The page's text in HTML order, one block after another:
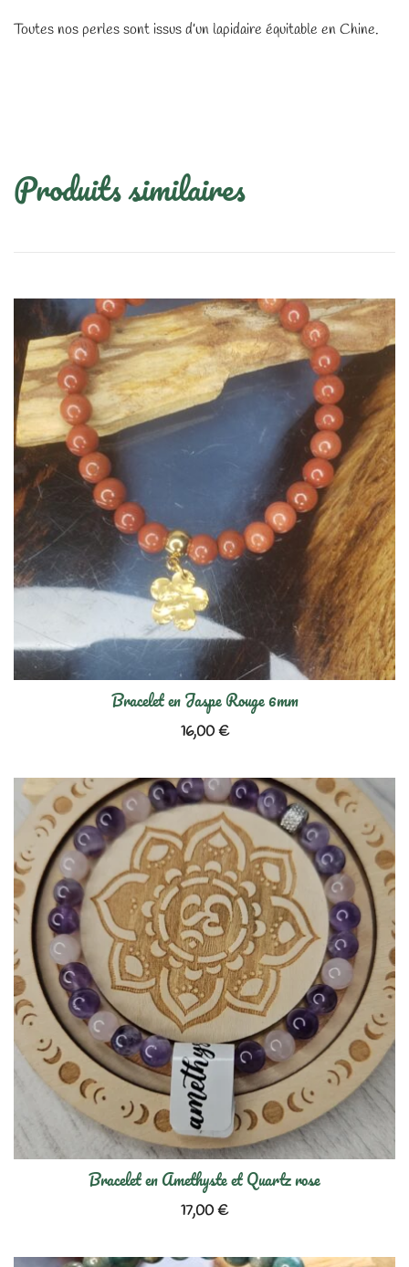
Toutes nos perles sont issus d’un lapidaire équitable en Chine.
Produits similaires
Bracelet en Jaspe Rouge 6mm
16,00€
Bracelet en Amethyste et Quartz rose
17,00€